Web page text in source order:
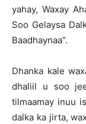
yahay, Waxay
Soo Gelaysa
Baadhaynaa”.
Dhanka kale
dhaliil u soo
tilmaamay inuu
dalka ka jirta,